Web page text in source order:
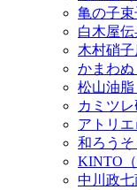
亀の子束
白木屋伝
木村硝子
かまわぬ
松山油脂
カミツレ
アトリエ
和ろうそ
KINTO（
中川政七